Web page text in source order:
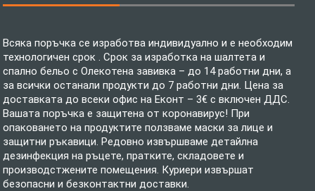
Всяка поръчка се изработва индивидуално и е необходим
технологичен срок . Срок за изработка на шалтета и
спално бельо с Олекотена завивка – до 14 работни дни, а
за всички останали продукти до 7 работни дни. Цена за
доставката до всеки офис на Еконт – 3€ с включен ДДС.
Вашата поръчка е защитена от коронавирус! При
опаковането на продуктите ползваме маски за лице и
защитни ръкавици. Редовно извършваме детайлна
дезинфекция на ръцете, пратките, складовете и
производстжените помещения. Куриери извършат
безопасни и безконтактни доставки.